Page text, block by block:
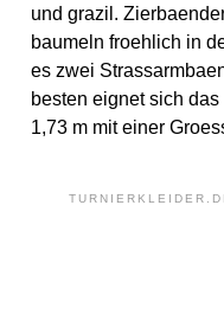
und grazil.
baumeln froehlich in
es zwei
besten eignet sich
1,73 m mit einer